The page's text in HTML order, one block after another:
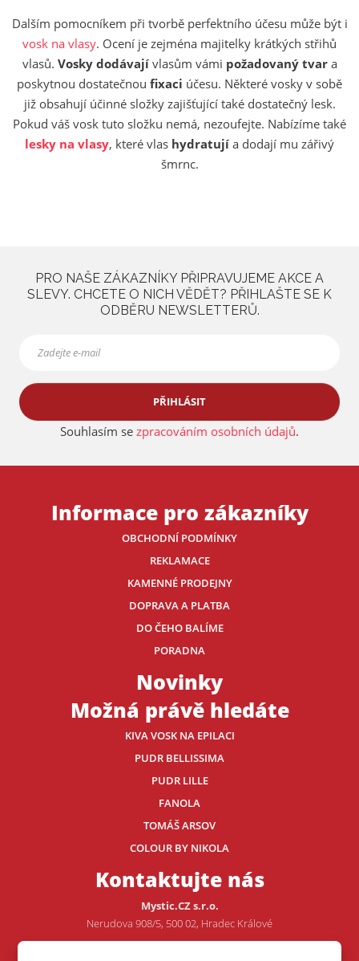
Dalším pomocníkem při tvorbě perfektního účesu může být i
vosk na vlasy. Ocení je zejména majitelky krátkých střihů
vlasů. Vosky dodávají vlasům vámi požadovaný tvara
poskytnou dostatečnou fixaci účesu. Některé vosky v sobě
již obsahují účinné složky zajišťující také dostatečný lesk.
Pokud váš vosk tuto složku nemá, nezoufejte. Nabízíme také
lesky na vlasy, které vlas hydratují a dodají mu zářivý
šmrnc.
PRO NAŠE ZÁKAZNÍKY PŘIPRAVUJEME AKCE A
SLEVY. CHCETE O NICH VĚDĚT? PŘIHLAŠTE SE K
ODBĚRU NEWSLETTERŮ.
PŘIHLÁSIT
Souhlasím se zpracováním osobních údajů.
Informace pro zákazníky
OBCHODNÍ PODMÍNKY
REKLAMACE
KAMENNÉ PRODEJNY
DOPRAVA A PLATBA
DO ČEHO BALÍME
PORADNA
Novinky
Možná právě hledáte
KIVA VOSK NA EPILACI
PUDR BELLISSIMA
PUDR LILLE
FANOLA
TOMÁŠ ARSOV
COLOUR BY NIKOLA
Kontaktujte nás
Mystic.CZ s.r.o.
Nerudova 908/5, 500 02, Hradec Králové